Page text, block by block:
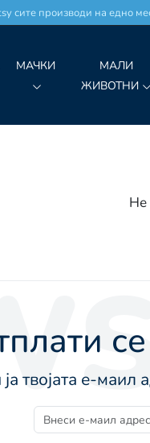
сите производи на едно
МАЧКИ
МАЛИ
ЖИВОТНИ
Не
твојата е-